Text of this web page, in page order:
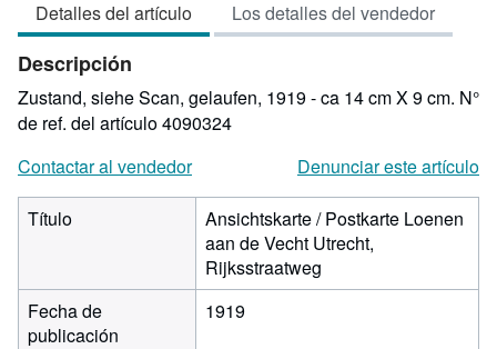
4
de
estrellas
Detalles del artículo Los detalles del vendedor
Descripción
Zustand, siehe Scan, gelaufen, 1919 - ca 14 cm X 9 cm. N°
de ref. del artículo 4090324
Contactar al vendedor
Denunciar este artículo
Título
Ansichtskarte / Postkarte Loenen
aan de Vecht Utrecht,
Rijksstraatweg
Fecha de
publicación
1919